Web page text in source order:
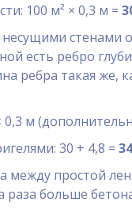
100 м² × 0,3 м =
стенами
есть ребро
ребра такая же,
м
30 + 4,8 =
между простой
раза больше